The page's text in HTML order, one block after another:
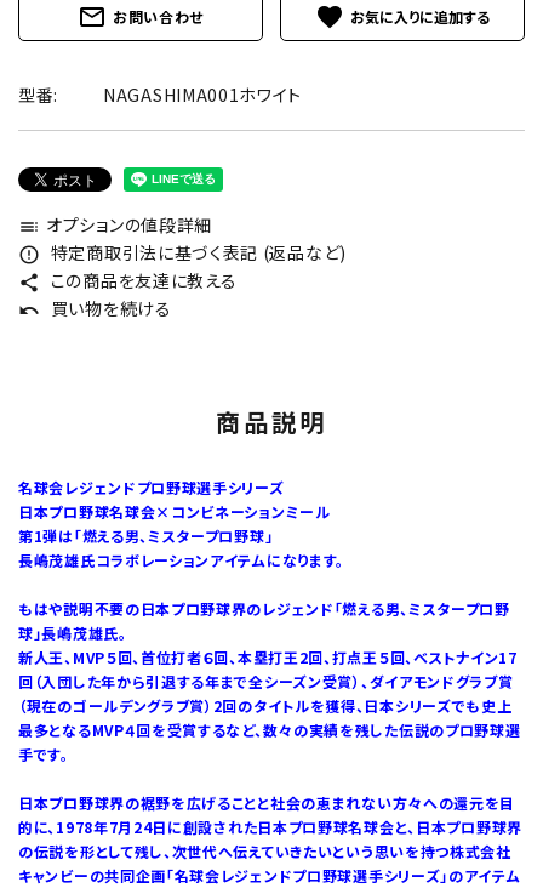
mail_outline お問い合わせ favorite
型番: NAGASHIMA001ホワイト
toc オプションの値段詳細
error_outline 特定商取引法に基づく表記 (返品など)
share この商品を友達に教える
undo 買い物を続ける
商品説明
名球会レジェンドプロ野球選手シリーズ
日本プロ野球名球会×コンビネーションミール
第1弾は「燃える男、ミスタープロ野球」
長嶋茂雄氏コラボレーションアイテムになります。
もはや説明不要の日本プロ野球界のレジェンド「燃える男、ミスタープロ野
球」長嶋茂雄氏。
新人王、MVP５回、首位打者６回、本塁打王2回、打点王５回、ベストナイン17
回（入団した年から引退する年まで全シーズン受賞）、ダイアモンドグラブ賞
（現在のゴールデングラブ賞）2回のタイトルを獲得、日本シリーズでも史上
最多となるMVP４回を受賞するなど、数々の実績を残した伝説のプロ野球選
手です。
日本プロ野球界の裾野を広げることと社会の恵まれない方々への還元を目
的に、1978年7月24日に創設された日本プロ野球名球会と、日本プロ野球界
の伝説を形として残し、次世代へ伝えていきたいという思いを持つ株式会社
キャンビーの共同企画「名球会レジェンドプロ野球選手シリーズ」のアイテム